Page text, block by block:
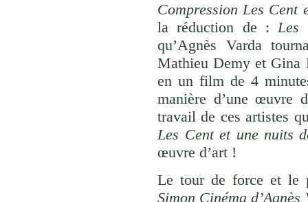
Compression Les Cent
la réduction de :Les
qu’Agnès Varda
Mathieu Demy et Gina
en un film de 4
manière d’une œuvre
travail de ces artistes
Les Cent et une nuits
œuvre d’art !
Le tour de force et
Simon Cinéma d’Agnès